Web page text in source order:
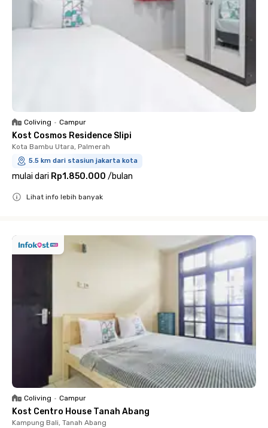
Coliving • Campur
Kost Cosmos Residence Slipi
Kota Bambu Utara, Palmerah
5.5 km dari stasiun jakarta kota
mulai dari Rp1.850.000 /bulan
Lihat info lebih banyak
Coliving • Campur
Kost Centro House Tanah Abang
Kampung Bali, Tanah Abang